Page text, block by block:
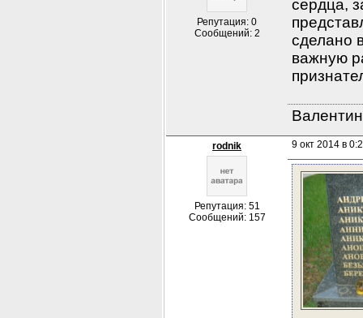
Репутация: 0
Сообщений: 2
сердца,
сделано
важную
rodnik
Репутация: 51
Сообщений: 157
9 окт 2014 в